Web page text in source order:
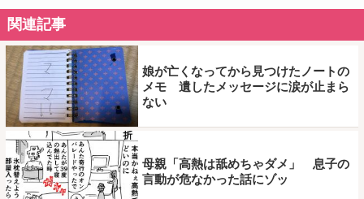
関連記事
娘が亡くなってから見つけたノートの
メモ 遺したメッセージに涙が止まら
ない
母親「高熱は舐めちゃダメ」 息子の
言動が危なかった話にゾッ